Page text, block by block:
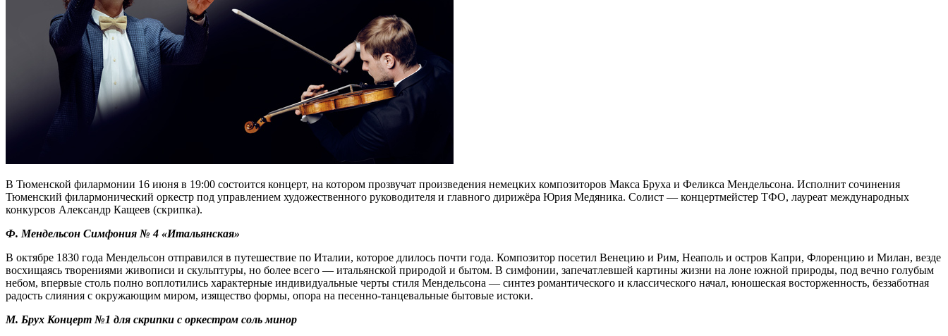
В Тюменской филармонии 16 июня в 19:00 состоится концерт, на котором прозвучат произведения немецких композиторов Макса Бруха и Феликса Мендельсона. Исполнит сочинения
Тюменский филармонический оркестр под управлением художественного руководителя и главного дирижёра Юрия Медяника. Солист — концертмейстер ТФО, лауреат международных
конкурсов Александр Кащеев (скрипка).
Ф. Мендельсон Симфония № 4 «Итальянская»
В октябре 1830 года Мендельсон отправился в путешествие по Италии, которое длилось почти года. Композитор посетил Венецию и Рим, Неаполь и остров Капри, Флоренцию и Милан, везде
восхищаясь творениями живописи и скульптуры, но более всего — итальянской природой и бытом. В симфонии, запечатлевшей картины жизни на лоне южной природы, под вечно голубым
небом, впервые столь полно воплотились характерные индивидуальные черты стиля Мендельсона — синтез романтического и классического начал, юношеская восторженность, беззаботная
радость слияния с окружающим миром, изящество формы, опора на песенно-танцевальные бытовые истоки.
М. Брух Концерт №1 для скрипки с оркестром соль минор